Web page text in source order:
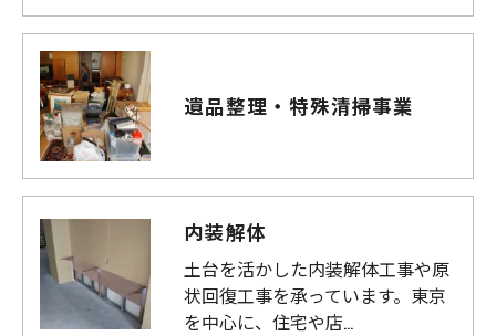
遺品整理・特殊清掃事業
内装解体
土台を活かした内装解体工事や原
状回復工事を承っています。東京
を中心に、住宅や店…